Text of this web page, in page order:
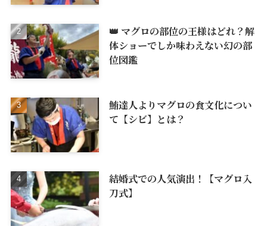
👑 マグロの部位の王様はどれ？解
体ショーでしか味わえない幻の部
位図鑑
鮪達人よりマグロの食文化につい
て【シビ】とは？
結婚式での人気演出！【マグロ入
刀式】